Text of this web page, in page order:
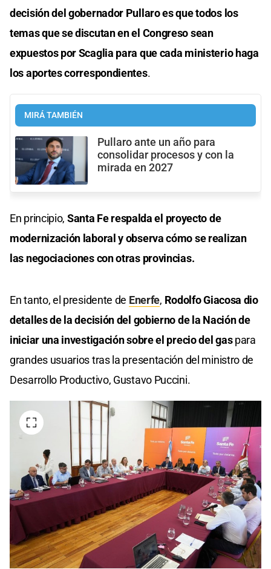
decisión del gobernador Pullaro es que todos los
temas que se discutan en el Congreso sean
expuestos por Scaglia para que cada ministerio haga
los aportes correspondientes.
MIRÁ TAMBIÉN
Pullaro ante un año para
consolidar procesos y con la
mirada en 2027
En principio, Santa Fe respalda el proyecto de
modernización laboral y observa cómo se realizan
las negociaciones con otras provincias.
En tanto, el presidente de Enerfe, Rodolfo Giacosa dio
detalles de la decisión del gobierno de la Nación de
iniciar una investigación sobre el precio del gaspara
grandes usuarios tras la presentación del ministro de
Desarrollo Productivo, Gustavo Puccini.